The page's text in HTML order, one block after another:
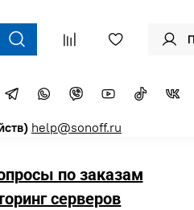
help@sonoff.ru
по заказам
серверов